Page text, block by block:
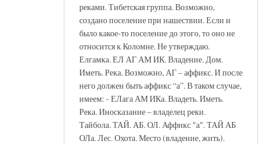
реками. Тибетская группа. Возможно,
создано поселение при нашествии. Если и
было какое-то поселение до этого, то оно не
относится к Коломне. Не утверждаю.
Елгамка. ЕЛ АГ АМ ИК. Владение. Дом.
Иметь. Река. Возможно, АГ – аффикс. И после
него должен быть аффикс “а”. В таком случае,
имеем: - ЕЛага АМ ИКа. Владеть. Иметь.
Река. Иносказание – владелец реки.
Тайбола. ТАЙ. АБ. ОЛ. Аффикс "а". ТАЙ АБ
ОЛа. Лес. Охота. Место (владение, жить).